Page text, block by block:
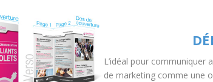
L’idéal pour communiquer
de marketing comme une